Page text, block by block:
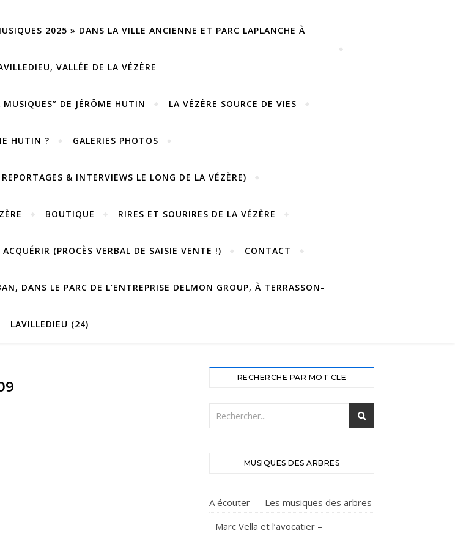
2025 » DANS LA VILLE ANCIENNE ET PARC LAPLANCHE À
VALLÉE DE LA VÉZÈRE
DE JÉRÔME HUTIN LA VÉZÈRE SOURCE DE VIES
HUTIN ? GALERIES PHOTOS
& INTERVIEWS LE LONG DE LA VÉZÈRE)
BOUTIQUE RIRES ET SOURIRES DE LA VÉZÈRE
(PROCÈS VERBAL DE SAISIE VENTE !) CONTACT
DANS LE PARC DE L’ENTREPRISE DELMON GROUP, À TERRASSON-
LAVILLEDIEU (24)
RECHERCHE PAR MOT CLE
MUSIQUES DES ARBRES
A écouter — Les musiques des arbres
Marc Vella et l’avocatier –